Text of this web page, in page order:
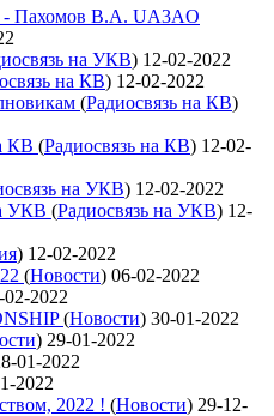
- Пахомов В.А. UA3AO
на УКВ) 12-02-2022
на КВ) 12-02-2022
(Радиосвязь на КВ)
КВ (Радиосвязь на КВ) 12-02-
на УКВ) 12-02-2022
УКВ (Радиосвязь на УКВ) 12-
) 12-02-2022
(Новости) 06-02-2022
02-2022
(Новости) 30-01-2022
) 29-01-2022
01-2022
2022
2022 ! (Новости) 29-12-